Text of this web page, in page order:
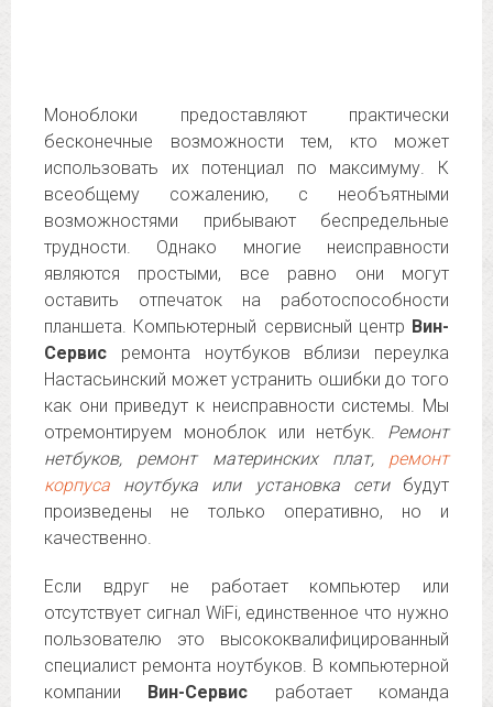
Моноблоки предоставляют практически
бесконечные возможности тем, кто может
использовать их потенциал по максимуму. К
всеобщему сожалению, с необъятными
возможностями прибывают беспредельные
трудности. Однако многие неисправности
являются простыми, все равно они могут
оставить отпечаток на работоспособности
планшета. Компьютерный сервисный центр Вин-
Сервис ремонта ноутбуков вблизи переулка
Настасьинский может устранить ошибки до того
как они приведут к неисправности системы. Мы
отремонтируем моноблок или нетбук. Ремонт
нетбуков, ремонт материнских плат, ремонт
корпуса ноутбука или установка сетибудут
произведены не только оперативно, но и
качественно.
Если вдруг не работает компьютер или
отсутствует сигнал WiFi, единственное что нужно
пользователю это высококвалифицированный
специалист ремонта ноутбуков. В компьютерной
компании Вин-Сервис работает команда